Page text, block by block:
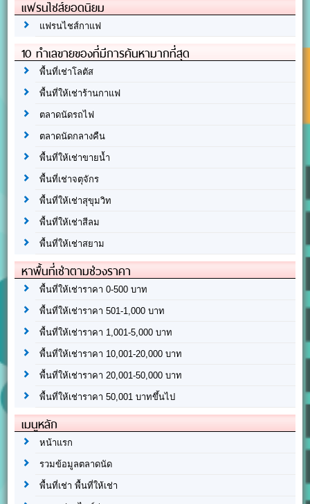
แฟรนไชส์ยอดนิยม
แฟรนไชส์กาแฟ
10 ทำเลขายของที่มีการค้นหามากที่สุด
พื้นที่เช่าโลตัส
พื้นที่ให้เช่าร้านกาแฟ
ตลาดนัดรถไฟ
ตลาดนัดกลางคืน
พื้นที่ให้เช่าขายน้ำ
พื้นที่เช่าจตุจักร
พื้นที่ให้เช่าสุขุมวิท
พื้นที่ให้เช่าสีลม
พื้นที่ให้เช่าสยาม
หาพื้นที่เช่าตามช่วงราคา
พื้นที่ให้เช่าราคา 0-500 บาท
พื้นที่ให้เช่าราคา 501-1,000 บาท
พื้นที่ให้เช่าราคา 1,001-5,000 บาท
พื้นที่ให้เช่าราคา 10,001-20,000 บาท
พื้นที่ให้เช่าราคา 20,001-50,000 บาท
พื้นที่ให้เช่าราคา 50,001 บาทขึ้นไป
เมนูหลัก
หน้าแรก
รวมข้อมูลตลาดนัด
พื้นที่เช่า พื้นที่ให้เช่า